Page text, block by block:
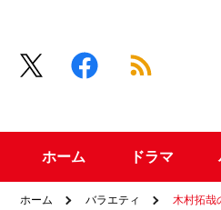
ホーム ドラマ
ホーム バラエティ 木村拓哉